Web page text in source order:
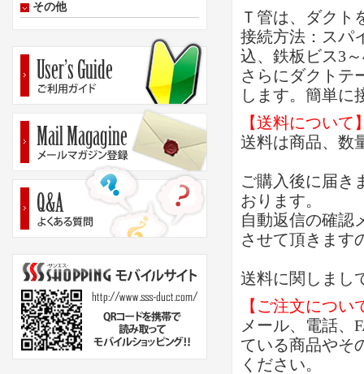
その他
Ｔ管は、ダクト
接続方法：スパ
込、鉄板ビス3
さらにダクトテ
します。簡単に
【送料について
送料は商品、数
ご購入後に届き
おります。
自動返信の確認
させて頂きます
送料に関しまし
【ご注文につい
メール、電話、
ている商品やそ
ください。